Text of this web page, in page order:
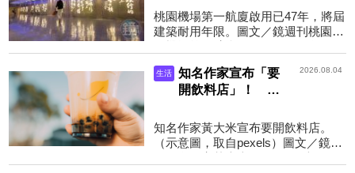
起多250元
桃園機場第一航廈啟用已47年，將屆
建築耐用年限。圖文／鏡週刊桃園國
究竟要重建還是重新...
生活
知名作家宣布「要
開飲料店」！ 親
原因：我要去當手
搖飲店員了
2026.08.04
知名作家黃大米宣布要開飲料店。
（示意圖，取自pexels）圖文／鏡週